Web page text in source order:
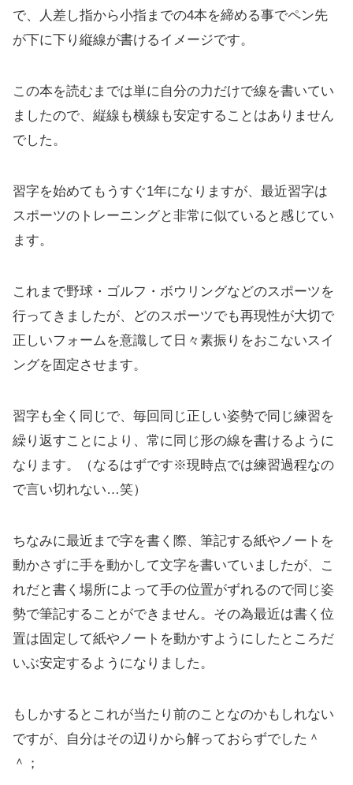
で、人差し指から小指までの4本を締める事でペン先
が下に下り縦線が書けるイメージです。
この本を読むまでは単に自分の力だけで線を書いてい
ましたので、縦線も横線も安定することはありません
でした。
習字を始めてもうすぐ1年になりますが、最近習字は
スポーツのトレーニングと非常に似ていると感じてい
ます。
これまで野球・ゴルフ・ボウリングなどのスポーツを
行ってきましたが、どのスポーツでも再現性が大切で
正しいフォームを意識して日々素振りをおこないスイ
ングを固定させます。
習字も全く同じで、毎回同じ正しい姿勢で同じ練習を
繰り返すことにより、常に同じ形の線を書けるように
なります。（なるはずです※現時点では練習過程なの
で言い切れない…笑）
ちなみに最近まで字を書く際、筆記する紙やノートを
動かさずに手を動かして文字を書いていましたが、こ
れだと書く場所によって手の位置がずれるので同じ姿
勢で筆記することができません。その為最近は書く位
置は固定して紙やノートを動かすようにしたところだ
いぶ安定するようになりました。
もしかするとこれが当たり前のことなのかもしれない
ですが、自分はその辺りから解っておらずでした＾
＾；